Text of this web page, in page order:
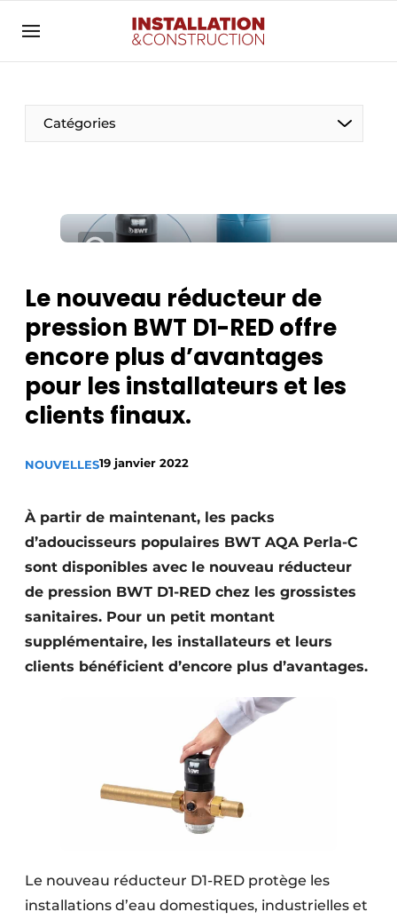
Contact
Contact direct
EntreprisesMerci de votre inscription
S’inscrire
Meest gelezen
Newsletter
Podcasts
Privacy / Cookie statement
S’inscrire à l’événement
Video’s
Catégories
Électricité
Smart homes
Le nouveau réducteur de
pression BWT D1-RED offre
encore plus d’avantages
pour les installateurs et les
clients finaux.
NOUVELLES19 janvier 2022
À partir de maintenant, les packs
d’adoucisseurs populaires BWT AQA Perla-C
sont disponibles avec le nouveau réducteur
de pression BWT D1-RED chez les grossistes
sanitaires. Pour un petit montant
supplémentaire, les installateurs et leurs
clients bénéficient d’encore plus d’avantages.
Le nouveau réducteur D1-RED protège les
installations d’eau domestiques, industrielles et